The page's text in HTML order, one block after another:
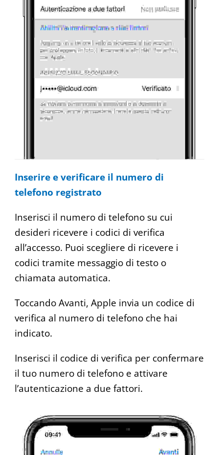
Inserire e verificare il numero di
telefono registrato
Inserisci il numero di telefono su cui
desideri ricevere i codici di verifica
all’accesso. Puoi scegliere di ricevere i
codici tramite messaggio di testo o
chiamata automatica.
Toccando Avanti, Apple invia un codice di
verifica al numero di telefono che hai
indicato.
Inserisci il codice di verifica per confermare
il tuo numero di telefono e attivare
l’autenticazione a due fattori.